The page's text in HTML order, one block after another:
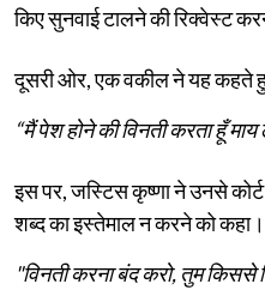
किए सुनवाई टालने की रिक्वेस्ट
दूसरी ओर, एक वकील ने यह कहते
“मैं पेश होने की विनती करता हूँ माय
इस पर, जस्टिस कृष्णा ने उनसे
शब्द का इस्तेमाल न करने को कहा।
"विनती करना बंद करो, तुम किससे